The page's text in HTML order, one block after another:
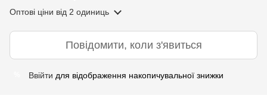
Оптові ціни від 2 одиниць
Повідомити, коли з'явиться
Ввійти для відображення накопичувальної знижки